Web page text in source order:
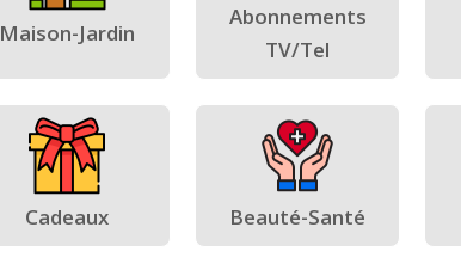
Maison-Jardin
Abonnements
TV/Tel
Cadeaux Beauté-Santé